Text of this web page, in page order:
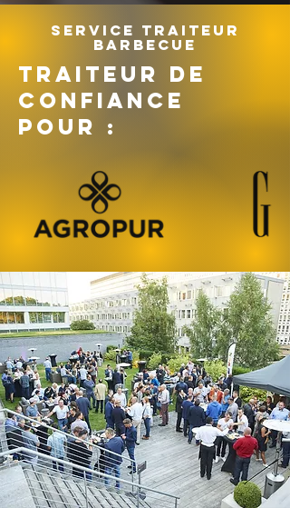
Service traiteur
barbecue
TRAITEUR DE
CONFIANCE
POUR :